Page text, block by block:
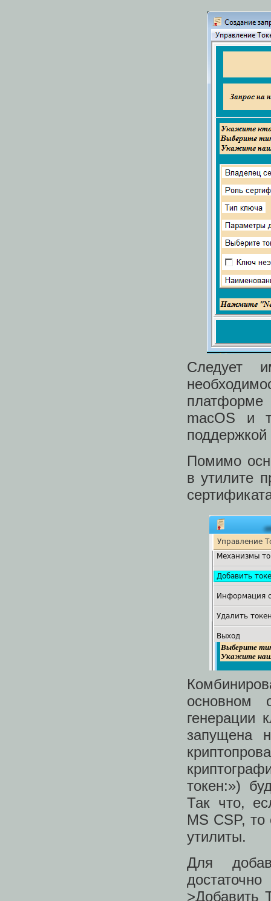
Следует
macOS и
поддержкой
Помимо
в утилите
основном
генерации
запущена
токен:»)
Так что,
MS CSP,
утилиты.
Для
>Добавить